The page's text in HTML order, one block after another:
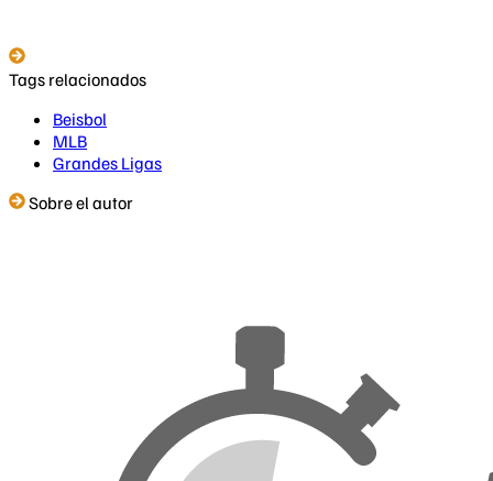
Tags relacionados
Beisbol
MLB
Grandes Ligas
Sobre el autor